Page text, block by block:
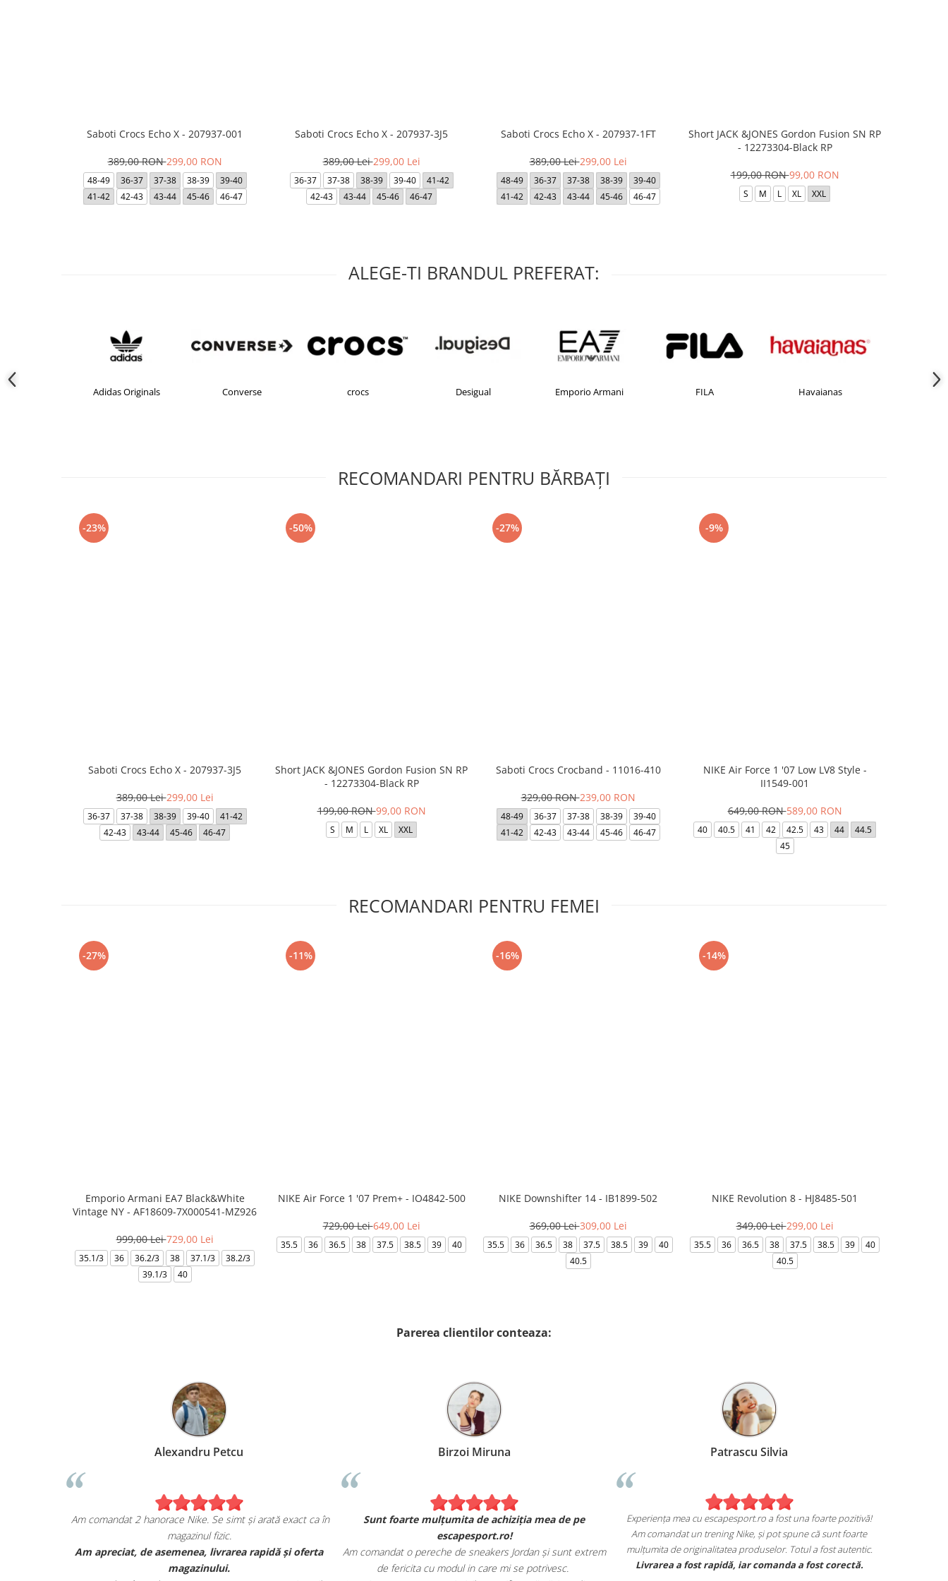
Saboti Crocs Echo X - 207937-001
389,00 RON299,00 RON
48-49 36-37 37-38 38-39
39-40
41-42
42-43 43-44 45-46 46-47
Saboti Crocs Echo X - 207937-3J5
389,00 Lei299,00 Lei
36-37 37-38 38-39 39-40
41-42
42-43
43-44 45-46 46-47
Saboti Crocs Echo X - 207937-1FT
389,00 Lei299,00 Lei
48-49 36-37 37-38 38-39
39-40
41-42
42-43 43-44 45-46 46-47
Short JACK &JONES Gordon Fusion SN RP
- 12273304-Black RP
199,00 RON99,00 RON
S M L XL XXL
ALEGE-TI BRANDUL PREFERAT:
Adidas Originals Converse crocs Desigual Emporio Armani FILA Havaianas
RECOMANDARI PENTRU BĂRBAŢI
-23%
Saboti Crocs Echo X - 207937-3J5
389,00 Lei299,00 Lei
36-37 37-38 38-39 39-40
41-42
42-43
43-44 45-46 46-47
-50%
Short JACK &JONES Gordon Fusion SN RP
- 12273304-Black RP
199,00 RON99,00 RON
S M L XL XXL
-27%
Saboti Crocs Crocband - 11016-410
329,00 RON239,00 RON
48-49 36-37 37-38 38-39
39-40
41-42
42-43 43-44 45-46 46-47
-9%
NIKE Air Force 1 '07 Low LV8 Style -
II1549-001
649,00 RON589,00 RON
40 40.5 41 42 42.5 43 44
44.5
45
RECOMANDARI PENTRU FEMEI
-27%
Emporio Armani EA7 Black&White
Vintage NY - AF18609-7X000541-MZ926
999,00 Lei729,00 Lei
35.1/3 36 36.2/3 38 37.1/3
38.2/3
39.1/3
40
-11%
NIKE Air Force 1 '07 Prem+ - IO4842-500
729,00 Lei649,00 Lei
35.5 36 36.5 38 37.5 38.5 39 40
-16%
NIKE Downshifter 14 - IB1899-502
369,00 Lei309,00 Lei
35.5 36 36.5 38 37.5 38.5 39
40
40.5
-14%
NIKE Revolution 8 - HJ8485-501
349,00 Lei299,00 Lei
35.5 36 36.5 38 37.5 38.5 39
40
40.5
Parerea clientilor conteaza:
Alexandru Petcu
Am comandat 2 hanorace Nike. Se simt și arată exact ca în
magazinul fizic.
Am apreciat, de asemenea, livrarea rapidă și oferta
magazinului.
Birzoi Miruna
Sunt foarte mulțumita de achiziția mea de pe
escapesport.ro!
Am comandat o pereche de sneakers Jordan și sunt extrem
de fericita cu modul in care mi se potrivesc.
Patrascu Silvia
Experiența mea cu escapesport.ro a fost una foarte pozitivă!
Am comandat un trening Nike, și pot spune că sunt foarte
mulțumita de originalitatea produselor. Totul a fost autentic.
Livrarea a fost rapidă, iar comanda a fost corectă.